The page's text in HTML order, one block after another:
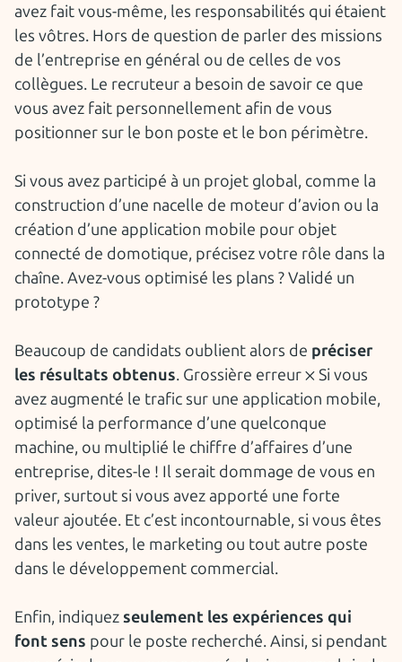
avez fait vous-même, les responsabilités qui étaient
les vôtres. Hors de question de parler des missions
de l’entreprise en général ou de celles de vos
collègues. Le recruteur a besoin de savoir ce que
vous avez fait personnellement afin de vous
positionner sur le bon poste et le bon périmètre.
Si vous avez participé à un projet global, comme la
construction d’une nacelle de moteur d’avion ou la
création d’une application mobile pour objet
connecté de domotique, précisez votre rôle dans la
chaîne. Avez-vous optimisé les plans ? Validé un
prototype ?
Beaucoup de candidats oublient alors de préciser
les résultats obtenus. Grossière erreur ❌ Si vous
avez augmenté le trafic sur une application mobile,
optimisé la performance d’une quelconque
machine, ou multiplié le chiffre d’affaires d’une
entreprise, dites-le ! Il serait dommage de vous en
priver, surtout si vous avez apporté une forte
valeur ajoutée. Et c’est incontournable, si vous êtes
dans les ventes, le marketing ou tout autre poste
dans le développement commercial.
Enfin, indiquezseulement les expériences qui
font sens pour le poste recherché. Ainsi, si pendant